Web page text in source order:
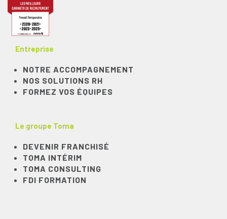
Entreprise
NOTRE ACCOMPAGNEMENT
NOS SOLUTIONS RH
FORMEZ VOS ÉQUIPES
Le groupe Toma
DEVENIR FRANCHISÉ
TOMA INTÉRIM
TOMA CONSULTING
FDI FORMATION